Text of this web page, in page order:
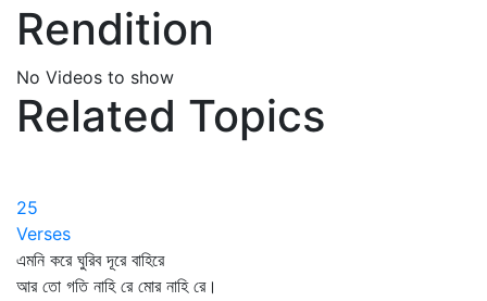
Rendition
No Videos to show
Related Topics
25
Verses
এমনি করে ঘুরিব দূরে বাহিরে
আর তো গতি নাহি রে মোর নাহি রে।